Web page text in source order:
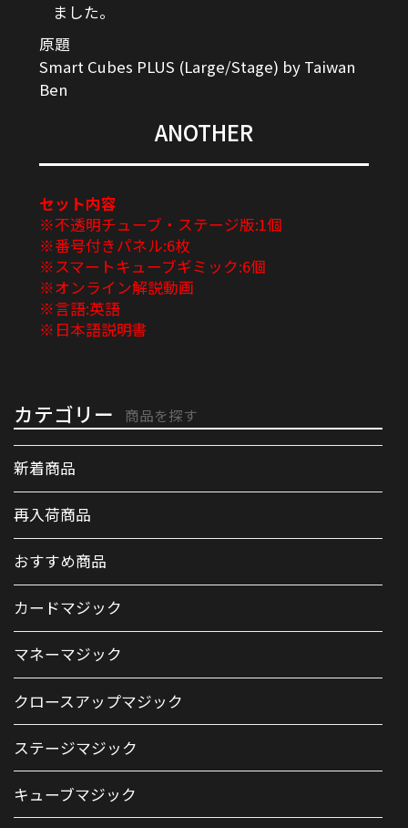
カテゴリー 商品を探す
新着商品
再入荷商品
おすすめ商品
カードマジック
マネーマジック
クロースアップマジック
ステージマジック
キューブマジック
ました。
原題
Smart Cubes PLUS (Large/Stage) by Taiwan
Ben
ANOTHER
セット内容
※不透明チューブ・ステージ版:1個
※番号付きパネル:6枚
※スマートキューブギミック:6個
※オンライン解説動画
※言語:英語
※日本語説明書